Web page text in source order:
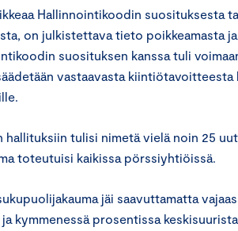
Hallinnointikoodin suosituksesta
on julkistettava tieto poikkeamasta ja
suosituksen kanssa tuli
vastaavasta kiintiötavoitteesta
hallituksiin tulisi nimetä vielä noin 25
toteutuisi kaikissa pörssiyhtiöissä.
jäi saavuttamatta
kymmenessä prosentissa